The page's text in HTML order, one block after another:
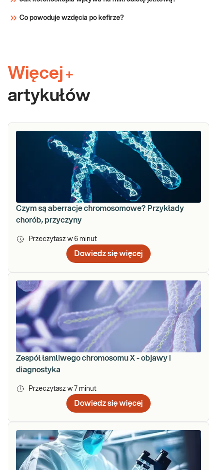
Co powoduje wzdęcia po kefirze?
Więcej +
artykułów
Czym są aberracje chromosomowe? Przykłady
chorób, przyczyny
Przeczytasz w 6 minut
Dowiedz się więcej
Zespół łamliwego chromosomu X - objawy i
diagnostyka
Przeczytasz w 7 minut
Dowiedz się więcej